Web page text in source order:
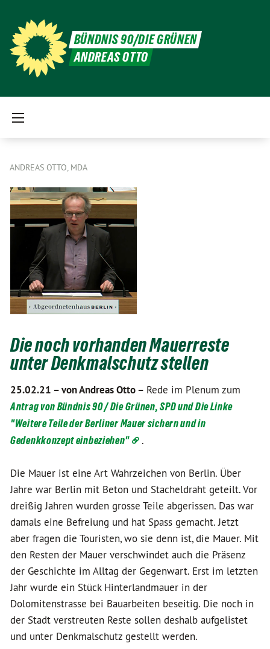
BÜNDNIS 90/DIE GRÜNEN
ANDREAS OTTO
ANDREAS OTTO, MDA
Die noch vorhanden Mauerreste
unter Denkmalschutz stellen
25.02.21 –von Andreas Otto – Rede im Plenum zum
Antrag von Bündnis 90 / Die Grünen, SPD und Die Linke
"Weitere Teile der Berliner Mauer sichern und in
Gedenkkonzept einbeziehen"
.
Die Mauer ist eine Art Wahrzeichen von Berlin. Über
Jahre war Berlin mit Beton und Stacheldraht geteilt. Vor
dreißig Jahren wurden grosse Teile abgerissen. Das war
damals eine Befreiung und hat Spass gemacht. Jetzt
aber fragen die Touristen, wo sie denn ist, die Mauer. Mit
den Resten der Mauer verschwindet auch die Präsenz
der Geschichte im Alltag der Gegenwart. Erst im letzten
Jahr wurde ein Stück Hinterlandmauer in der
Dolomitenstrasse bei Bauarbeiten beseitig. Die noch in
der Stadt verstreuten Reste sollen deshalb aufgelistet
und unter Denkmalschutz gestellt werden.